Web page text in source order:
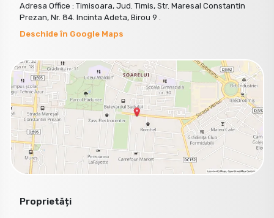
Adresa Office : Timisoara, Jud. Timis, Str. Maresal Constantin
Prezan, Nr. 84. Incinta Adeta, Birou 9 .
Deschide în Google Maps
Proprietăți